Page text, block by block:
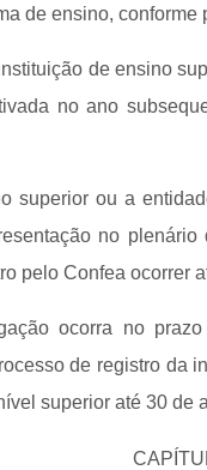
de ensino,
de ensino
no ano
superior ou a
no
pelo Confea ocorrer
ocorra no
de registro da
superior até 30 de